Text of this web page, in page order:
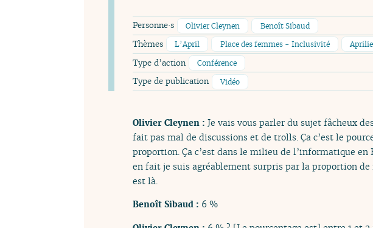
Personne·s Olivier Cleynen Benoît Sibaud
Thèmes L’April Place des femmes - Inclusivité
Type d’action Conférence
Type de publication Vidéo
Olivier Cleynen : Je vais vous parler du sujet fâcheux
fait pas mal de discussions et de trolls. Ça c’est le
proportion. Ça c’est dans le milieu de l’informatique
en fait je suis agréablement surpris par la proportion de
est là.
Benoît Sibaud : 6 %